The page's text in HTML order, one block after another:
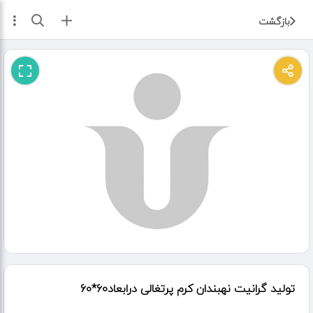
بازگشت ثبت آگهی
تولید گرانیت نهبندان کرم پرتغالی درابعاد60*60